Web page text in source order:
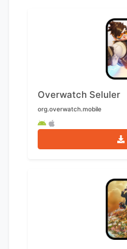
Overwatch Seluler
org.overwatch.mobile